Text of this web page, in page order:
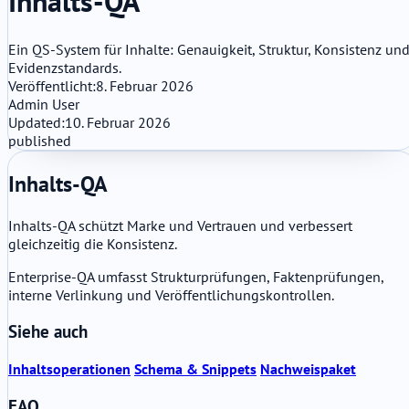
Ein QS-System für Inhalte: Genauigkeit, Struktur, Konsistenz und
Evidenzstandards.
Veröffentlicht:8. Februar 2026
Admin User
Updated:10. Februar 2026
published
Inhalts-QA
Inhalts-QA schützt Marke und Vertrauen und verbessert
gleichzeitig die Konsistenz.
Enterprise-QA umfasst Strukturprüfungen, Faktenprüfungen,
interne Verlinkung und Veröffentlichungskontrollen.
Siehe auch
Inhaltsoperationen Schema & Snippets Nachweispaket